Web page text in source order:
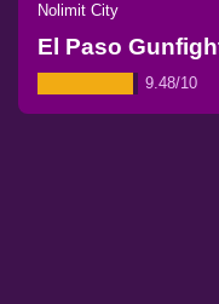
Nolimit City
El Paso
9.48/10